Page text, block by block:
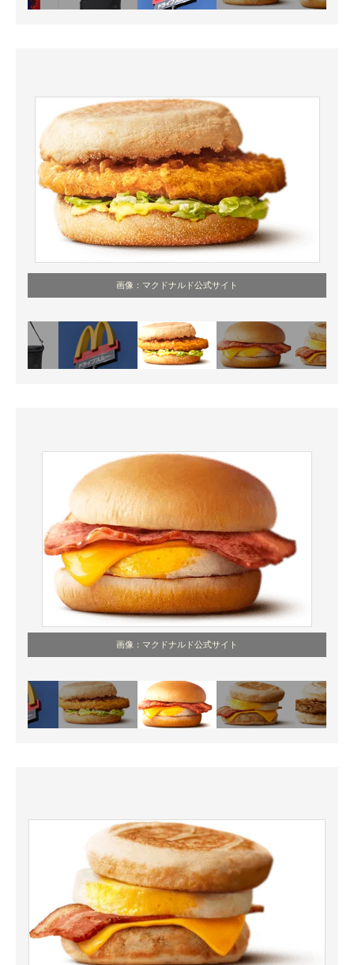
画像：マクドナルド公式サイト
画像：マクドナルド公式サイト